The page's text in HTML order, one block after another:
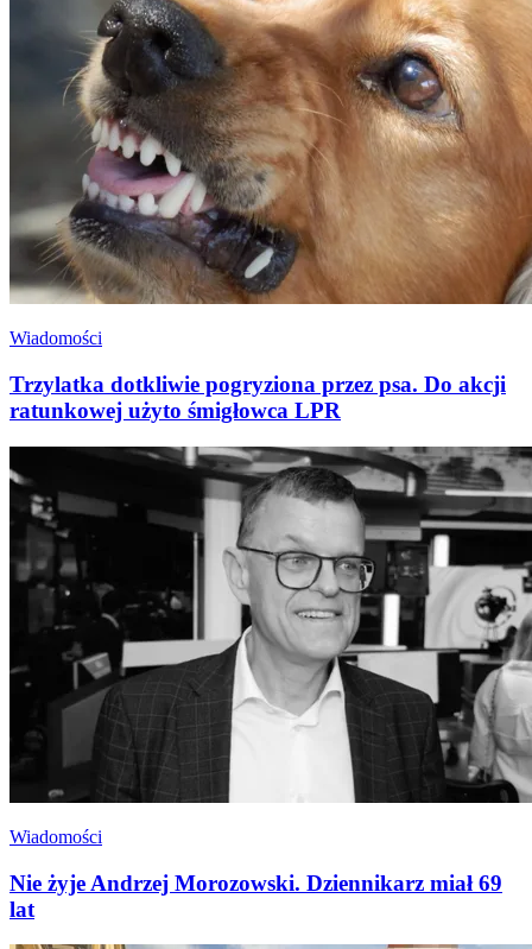
Wiadomości
Trzylatka dotkliwie pogryziona przez psa. Do akcji
ratunkowej użyto śmigłowca LPR
Wiadomości
Nie żyje Andrzej Morozowski. Dziennikarz miał 69
lat